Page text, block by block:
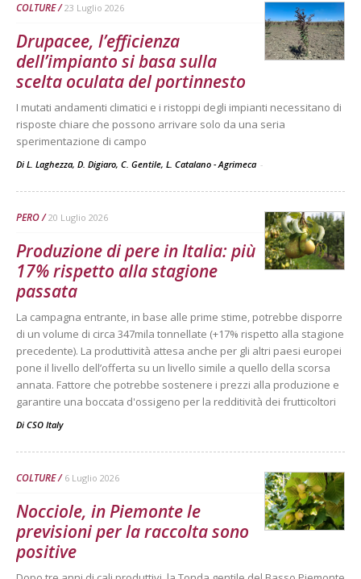
COLTURE 23 Luglio 2026
Drupacee, l’efficienza
dell’impianto si basa sulla
scelta oculata del portinnesto
I mutati andamenti climatici e i ristoppi degli impianti necessitano di
risposte chiare che possono arrivare solo da una seria
sperimentazione di campo
Di L. Laghezza, D. Digiaro, C. Gentile, L. Catalano - Agrimeca -
PERO 20 Luglio 2026
Produzione di pere in Italia: più
17% rispetto alla stagione
passata
La campagna entrante, in base alle prime stime, potrebbe disporre
di un volume di circa 347mila tonnellate (+17% rispetto alla stagione
precedente). La produttività attesa anche per gli altri paesi europei
pone il livello dell’offerta su un livello simile a quello della scorsa
annata. Fattore che potrebbe sostenere i prezzi alla produzione e
garantire una boccata d'ossigeno per la redditività dei frutticoltori
Di CSO Italy
COLTURE 6 Luglio 2026
Nocciole, in Piemonte le
previsioni per la raccolta sono
positive